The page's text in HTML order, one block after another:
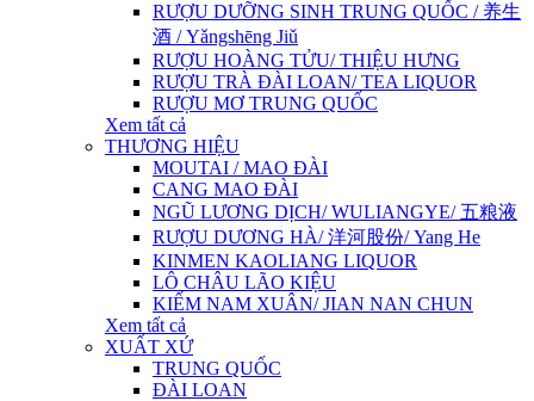
RƯỢU DƯỠNG SINH TRUNG QUỐC / 养生
酒 / Yǎngshēng Jiǔ
RƯỢU HOÀNG TỬU/ THIỆU HƯNG
RƯỢU TRÀ ĐÀI LOAN/ TEA LIQUOR
RƯỢU MƠ TRUNG QUỐC
Xem tất cả
THƯƠNG HIỆU
MOUTAI / MAO ĐÀI
CANG MAO ĐÀI
NGŨ LƯƠNG DỊCH/ WULIANGYE/ 五粮液
RƯỢU DƯƠNG HÀ/ 洋河股份/ Yang He
KINMEN KAOLIANG LIQUOR
LÔ CHÂU LÃO KIỆU
KIẾM NAM XUÂN/ JIAN NAN CHUN
Xem tất cả
XUẤT XỨ
TRUNG QUỐC
ĐÀI LOAN